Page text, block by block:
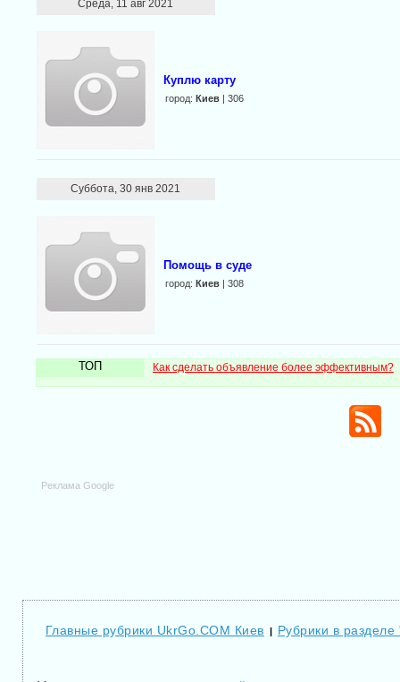
Среда, 11 авг 2021
Куплю карту
город: Киев| 306
Суббота, 30 янв 2021
Помощь в суде
город: Киев| 308
ТОП Как сделать объявление более эффективным?
Реклама Google
Главные рубрики UkrGo.COM Киев | Рубрики в